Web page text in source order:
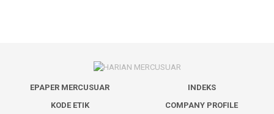
EPAPER MERCUSUAR
INDEKS
KODE ETIK
COMPANY PROFILE